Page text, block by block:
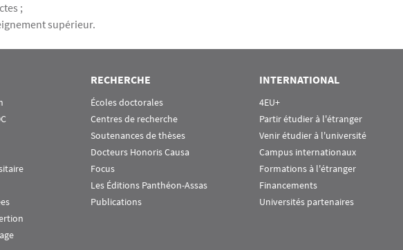
;
supérieur.
RECHERCHE
Écoles doctorales
Centres de recherche
Soutenances de thèses
Docteurs Honoris Causa
Focus
Les Éditions Panthéon-Assas
Publications
INTERNATIONAL
4EU+
Partir étudier à l'étranger
Venir étudier à l'université
Campus internationaux
Formations à l'étranger
Financements
Universités partenaires